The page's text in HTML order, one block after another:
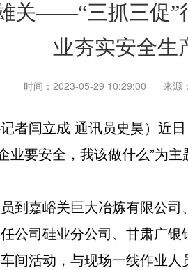
关——“三抓三促
业夯实安全生
时间：2023-05-29 10:29:00 来源：
者闫立成 通讯员史昊）近日
业要安全，我该做什么”为
到嘉峪关巨大冶炼有限公
公司硅业分公司、甘肃广
间活动，与现场一线作业